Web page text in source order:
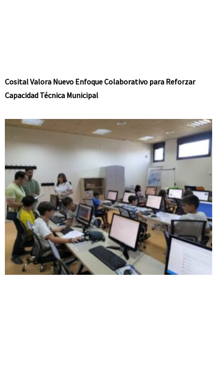
Cosital Valora Nuevo Enfoque Colaborativo para Reforzar
Capacidad Técnica Municipal